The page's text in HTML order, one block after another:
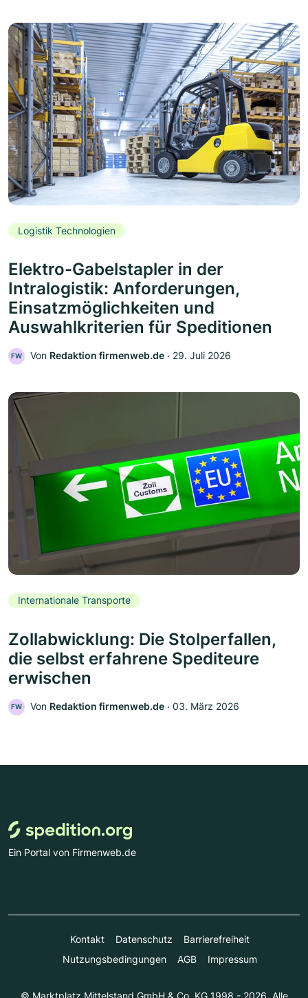
Logistik Technologien
Elektro-Gabelstapler in der
Intralogistik: Anforderungen,
Einsatzmöglichkeiten und
Auswahlkriterien für Speditionen
FW Von Redaktion firmenweb.de ‧ 29. Juli 2026
Internationale Transporte
Zollabwicklung: Die Stolperfallen,
die selbst erfahrene Spediteure
erwischen
FW Von Redaktion firmenweb.de ‧ 03. März 2026
Ein Portal von Firmenweb.de
Kontakt Datenschutz
Barrierefreiheit
Nutzungsbedingungen
AGB Impressum
© Marktplatz Mittelstand GmbH & Co. KG 1998 - 2026. Alle